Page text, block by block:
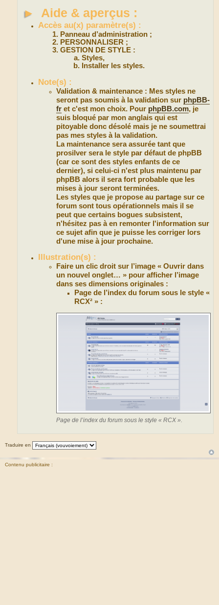
► Aide & aperçus :
Accès au(x) paramètre(s) :
Panneau d’administration ;
PERSONNALISER ;
GESTION DE STYLE :
Styles,
Installer les styles.
Note(s) :
Validation & maintenance : Mes styles ne
seront pas soumis à la validation sur phpBB-
fr et c'est mon choix. Pour phpBB.com, je
suis bloqué par mon anglais qui est
pitoyable donc désolé mais je ne soumettrai
pas mes styles à la validation.
La maintenance sera assurée tant que
prosilver sera le style par défaut de phpBB
(car ce sont des styles enfants de ce
dernier), si celui-ci n'est plus maintenu par
phpBB alors il sera fort probable que les
mises à jour seront terminées.
Les styles que je propose au partage sur ce
forum sont tous opérationnels mais il se
peut que certains bogues subsistent,
n'hésitez pas à en remonter l'information sur
ce sujet afin que je puisse les corriger lors
d'une mise à jour prochaine.
Illustration(s) :
Faire un clic droit sur l’image « Ouvrir dans
un nouvel onglet… » pour afficher l’image
dans ses dimensions originales :
Page de l’index du forum sous le style «
RCX² » :
Page de l’index du forum sous le style « RCX ».
Traduire en
Contenu publicitaire :